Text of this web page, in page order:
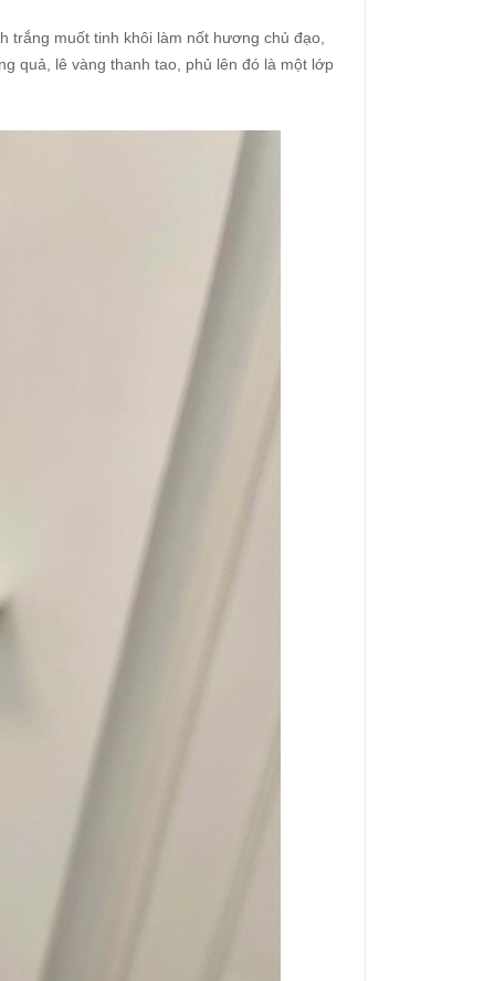
trắng muốt tinh khôi làm nốt hương chủ đạo,
quả, lê vàng thanh tao, phủ lên đó là một lớp